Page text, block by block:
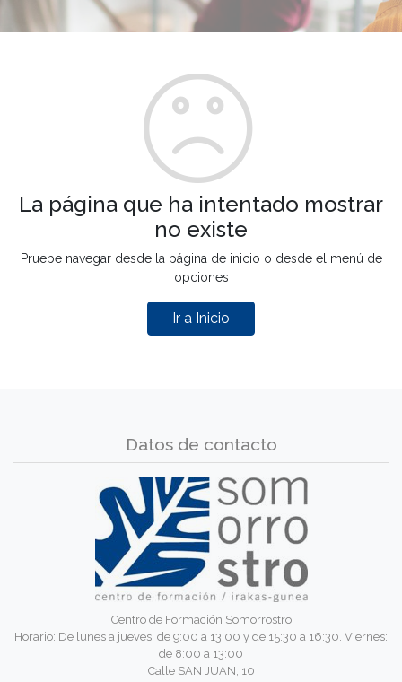
La página que ha intentado mostrar
no existe
Pruebe navegar desde la página de inicio o desde el menú de
opciones
Ir a Inicio
Datos de contacto
Centro de Formación Somorrostro
Horario: De lunes a jueves: de 9:00 a 13:00 y de 15:30 a 16:30. Viernes:
de 8:00 a 13:00
Calle SAN JUAN, 10